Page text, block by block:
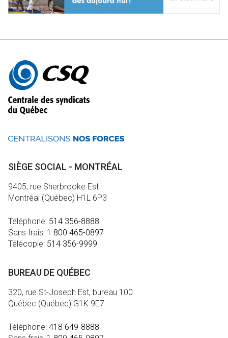
Autres
informations
SIÈGE SOCIAL - MONTRÉAL
9405, rue Sherbrooke Est
Montréal (Québec) H1L 6P3
Téléphone: 514 356-8888
Sans frais: 1 800 465-0897
Télécopie: 514 356-9999
BUREAU DE QUÉBEC
320, rue St-Joseph Est, bureau 100
Québec (Québec) G1K 9E7
Téléphone: 418 649-8888